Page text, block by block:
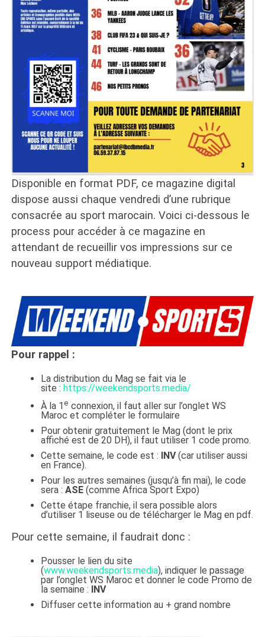
Disponible en format PDF, ce magazine digital
dispose aussi chaque vendredi d’une rubrique
consacrée au sport marocain. Voici ci-dessous le
process pour accéder à ce magazine en
attendant de recueillir vos impressions sur ce
nouveau support médiatique.
Pour rappel :
La distribution du Mag se fait via le
site : https://weekendsports.media/
À la 1 e connexion, il faut aller sur l’onglet WS
Maroc et compléter le formulaire
Pour obtenir gratuitement le Mag (dont le prix
affiché est de 20 DH), il faut utiliser 1 code promo.
Cette semaine, le code est :
INV(car utiliser aussi
en France).
Pour les autres semaines (jusqu’à fin mai), le code
sera : ASE(comme Africa Sport Expo)
Cette étape franchie, il sera possible alors
d’utiliser 1 liseuse ou de télécharger le Mag en pdf.
Pour cette semaine, il faudrait donc :
Pousser le lien du site
(www.weekendsports.media), indiquer le passage
par l’onglet WS Maroc et donner le code Promo de
la semaine :
INV
Diffuser cette information au + grand nombre